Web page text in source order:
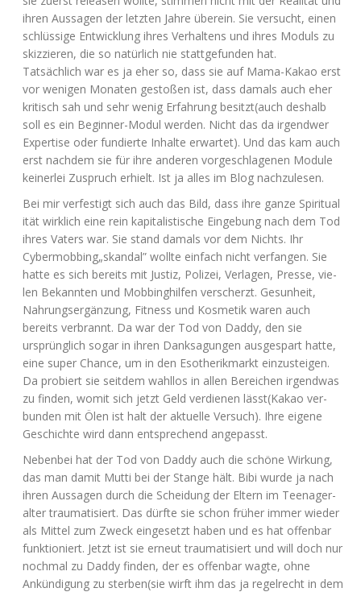
ihren Aus­sa­gen der letz­ten Jah­re über­ein. Sie ver­sucht, einen
schlüs­si­ge Ent­wick­lung ihres Ver­hal­tens und ihres Moduls zu
skiz­zie­ren, die so natür­lich nie statt­ge­fun­den hat.
Tat­säch­lich war es ja eher so, dass sie auf Mama-Kakao erst
vor weni­gen Mona­ten gesto­ßen ist, dass damals auch eher
kri­tisch sah und sehr wenig Erfah­rung besitzt(auch des­halb
soll es ein Beg­in­ner-Modul wer­den. Nicht das da irgend­wer
Exper­ti­se oder fun­dier­te Inhal­te erwar­tet). Und das kam auch
erst nach­dem sie für ihre ande­ren vor­ge­schla­ge­nen Modu­le
kei­ner­lei Zuspruch erhielt. Ist ja alles im Blog nachzulesen.
Bei mir ver­fes­tigt sich auch das Bild, dass ihre gan­ze Spi­ri­tua­l
i­tät wirk­lich eine rein kapi­ta­lis­ti­sche Ein­ge­bung nach dem Tod
ihres Vaters war. Sie stand damals vor dem Nichts. Ihr
Cybermobbing„skandal” woll­te ein­fach nicht ver­fan­gen. Sie
hat­te es sich bereits mit Jus­tiz, Poli­zei, Ver­la­gen, Pres­se, vie­
len Bekann­ten und Mob­bing­hil­fen ver­scherzt. Gesun­heit,
Nah­rungs­er­gän­zung, Fit­ness und Kos­me­tik waren auch
bereits ver­brannt. Da war der Tod von Dad­dy, den sie
ursprüng­lich sogar in ihren Dank­sa­gun­gen aus­ge­spart hat­te,
eine super Chan­ce, um in den Eso­the­rik­markt ein­zu­stei­gen.
Da pro­biert sie seit­dem wahl­los in allen Berei­chen irgend­was
zu fin­den, womit sich jetzt Geld ver­die­nen lässt(Kakao ver­
bun­den mit Ölen ist halt der aktu­el­le Ver­such). Ihre eige­ne
Geschich­te wird dann ent­spre­chend angepasst.
Neben­bei hat der Tod von Dad­dy auch die schö­ne Wir­kung,
das man damit Mut­ti bei der Stan­ge hält. Bibi wur­de ja nach
ihren Aus­sa­gen durch die Schei­dung der Eltern im Teen­ager­
al­ter trau­ma­ti­siert. Das dürf­te sie schon frü­her immer wie­der
als Mit­tel zum Zweck ein­ge­setzt haben und es hat offen­bar
funk­tio­niert. Jetzt ist sie erneut trau­ma­ti­siert und will doch nur
noch­mal zu Dad­dy fin­den, der es offen­bar wag­te, ohne
Ankün­di­gung zu sterben(sie wirft ihm das ja regel­recht in dem